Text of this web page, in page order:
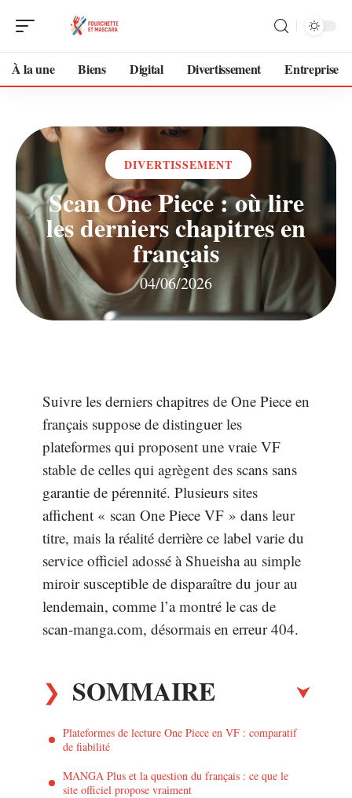
À la une Biens Digital Divertissement Entreprise
DIVERTISSEMENT
Scan One Piece : où lire
les derniers chapitres en
français
04/06/2026
Suivre les derniers chapitres de One Piece en
français suppose de distinguer les
plateformes qui proposent une vraie VF
stable de celles qui agrègent des scans sans
garantie de pérennité. Plusieurs sites
affichent « scan One Piece VF » dans leur
titre, mais la réalité derrière ce label varie du
service officiel adossé à Shueisha au simple
miroir susceptible de disparaître du jour au
lendemain, comme l’a montré le cas de
scan-manga.com, désormais en erreur 404.
SOMMAIRE
Plateformes de lecture One Piece en VF : comparatif
de fiabilité
MANGA Plus et la question du français : ce que le
site officiel propose vraiment